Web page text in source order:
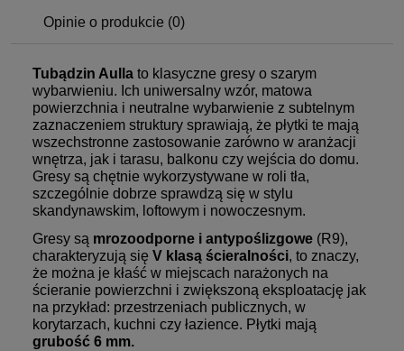
Opinie o produkcie (0)
Tubądzin Aulla to klasyczne gresy o szarym
wybarwieniu. Ich uniwersalny wzór, matowa
powierzchnia i neutralne wybarwienie z subtelnym
zaznaczeniem struktury sprawiają, że płytki te mają
wszechstronne zastosowanie zarówno w aranżacji
wnętrza, jak i tarasu, balkonu czy wejścia do domu.
Gresy są chętnie wykorzystywane w roli tła,
szczególnie dobrze sprawdzą się w stylu
skandynawskim, loftowym i nowoczesnym.
Gresy są mrozoodporne i antypoślizgowe (R9),
charakteryzują się V klasą ścieralności, to znaczy,
że można je kłaść w miejscach narażonych na
ścieranie powierzchni i zwiększoną eksploatację jak
na przykład: przestrzeniach publicznych, w
korytarzach, kuchni czy łazience. Płytki mają
grubość 6 mm.